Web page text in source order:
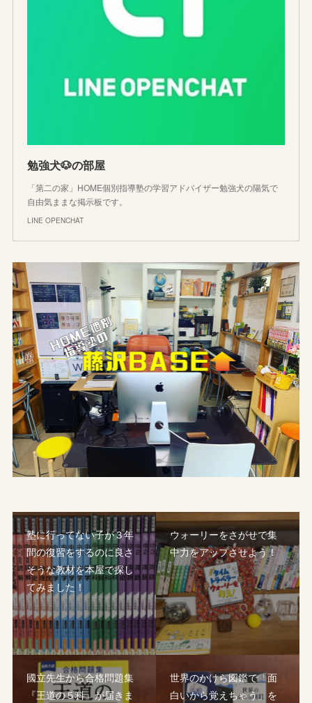
勉強犬🐶の部屋
「第二の家」HOME個別指導塾の学習アドバイザー勉強犬の陽気で
自由気ままな掲示板です。
LINE OPENCHAT
塾に行ってない子が３年
間の復習をするのに良さ
そうな教材を本屋で探し
てみました！
ウォーリーをさがせで集
中力をアップさせよう！
國立先生から合格問題集
『王道の５科』が届きま
世界のかけら図鑑で「面
白いから覚えちゃう」を